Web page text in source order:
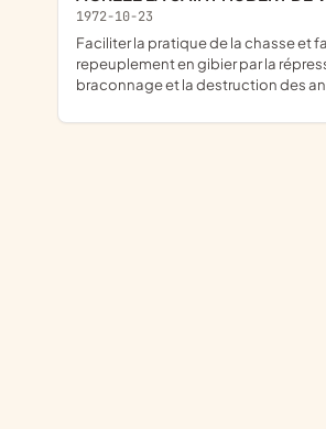
1972-10-23
faciliter la pratique de la chasse et favoriser le
repeuplement en gibier par la
braconnage et la destruction des